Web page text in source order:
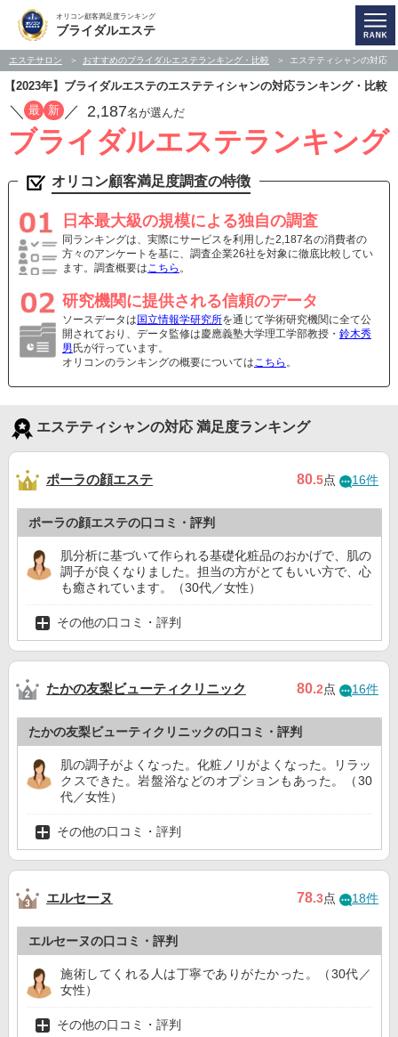
オリコン顧客満足度ランキング
ブライダルエステ
エステサロン おすすめのブライダルエステランキング・比較 エステティシャンの対応
【2023年】ブライダルエステのエステティシャンの対応ランキング・比較
／ 最 新 ／ 2,187名が選んだ
ブライダルエステランキング
オリコン顧客満足度調査の特徴
日本最大級の規模による独自の調査
同ランキングは、実際にサービスを利用した2,187名の消費者の
方々のアンケートを基に、調査企業26社を対象に徹底比較してい
ます。調査概要はこちら 。
研究機関に提供される信頼のデータ
ソースデータは 国立情報学研究所を通じて学術研究機関に全て公
開されており、データ監修は慶應義塾大学理工学部教授・ 鈴木秀
男 氏が行っています。
オリコンのランキングの概要についてはこちら 。
エステティシャンの対応 満足度ランキング
ポーラの顔エステ 80.5点 16件
ポーラの顔エステの口コミ・評判
肌分析に基づいて作られる基礎化粧品のおかげで、肌の
調子が良くなりました。担当の方がとてもいい方で、心
も癒されています。（30代／女性）
その他の口コミ・評判
たかの友梨ビューティクリニック 80.2点 16件
たかの友梨ビューティクリニックの口コミ・評判
肌の調子がよくなった。化粧ノリがよくなった。リラッ
クスできた。岩盤浴などのオプションもあった。（30
代／女性）
その他の口コミ・評判
エルセーヌ 78.3点 18件
エルセーヌの口コミ・評判
施術してくれる人は丁寧でありがたかった。（30代／
女性）
その他の口コミ・評判